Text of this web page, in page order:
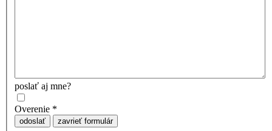
poslať aj mne?
Overenie *
odoslať zavrieť formulár